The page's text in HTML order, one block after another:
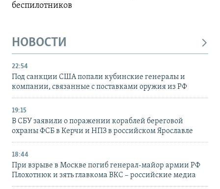
беспилотников
НОВОСТИ
22:54
Под санкции США попали кубинские генералы и
компании, связанные с поставками оружия из РФ
19:15
В СБУ заявили о поражении кораблей береговой
охраны ФСБ в Керчи и НПЗ в российском Ярославле
18:44
При взрыве в Москве погиб генерал-майор армии РФ
Плохотнюк и зять главкома ВКС – российские медиа